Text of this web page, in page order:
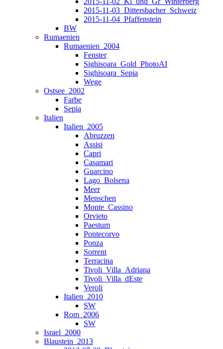
2015-11-03_Dittersbacher_Schweiz
2015-11-04_Pfaffenstein
BW
Rumaenien
Rumaenien_2004
Fenster
Sighisoara_Gold_PhotoAI
Sighisoara_Sepia
Wege
Ostsee_2002
Farbe
Sepia
Italien
Italien_2005
Abruzzen
Assisi
Capri
Casamari
Guarcino
Lago_Bolsena
Meer
Menschen
Monte_Cassino
Orvieto
Paestum
Pontecorvo
Ponza
Sorrent
Terracina
Tivoli_Villa_Adriana
Tivoli_Villa_dEste
Veroli
Italien_2010
SW
Rom_2006
SW
Israel_2000
Blaustein_2013